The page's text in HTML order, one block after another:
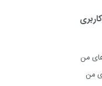
من
من